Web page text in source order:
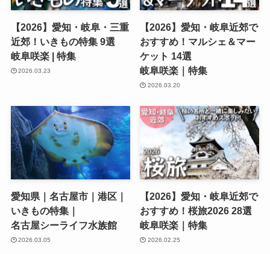
【2026】愛知・岐阜・三重
近郊！いきもの特集 9選
岐阜咲楽 | 特集
2026.03.23
【2026】愛知・岐阜近郊で
おすすめ！マルシェ＆マー
ケット 14選
岐阜咲楽｜特集
2026.03.20
愛知県｜名古屋市｜港区｜
いきもの特集｜
名古屋シーライフ水族館
2026.03.05
【2026】愛知・岐阜近郊で
おすすめ！桜旅2026 28選
岐阜咲楽｜特集
2026.02.25